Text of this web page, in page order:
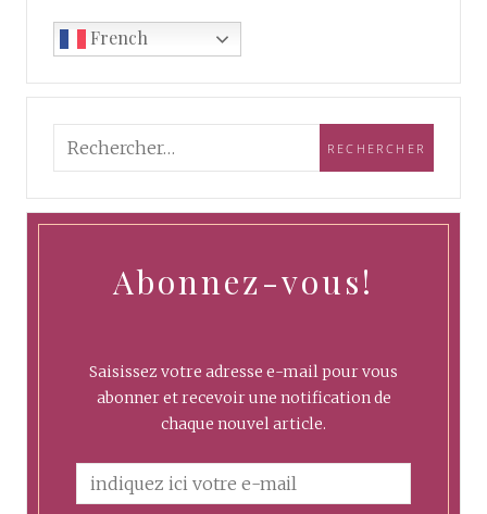
French
Abonnez-vous!
Saisissez votre adresse e-mail pour vous
abonner et recevoir une notification de
chaque nouvel article.